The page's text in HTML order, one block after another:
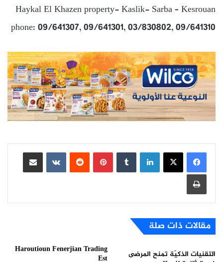
Haykal El Khazen property- Kaslik- Sarba – Kesrouan
phone: 09/641307, 09/641301, 03/830802, 09/641310
لينكدإن بينتيريست
مشاركة عبر البريد
طباعة
مقالات ذات صلة
التقنيات الذكيّة تمنح المرضى
Haroutioun Fenerjian Trading
Est